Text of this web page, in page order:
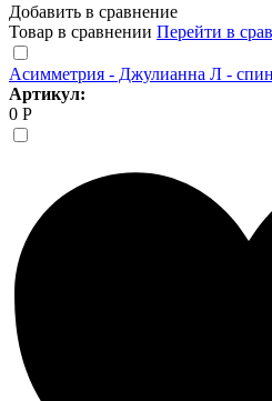
Добавить в сравнение
Товар в сравнении Перейти в
Асимметрия - Джулианна Л -
Артикул:
0 Р